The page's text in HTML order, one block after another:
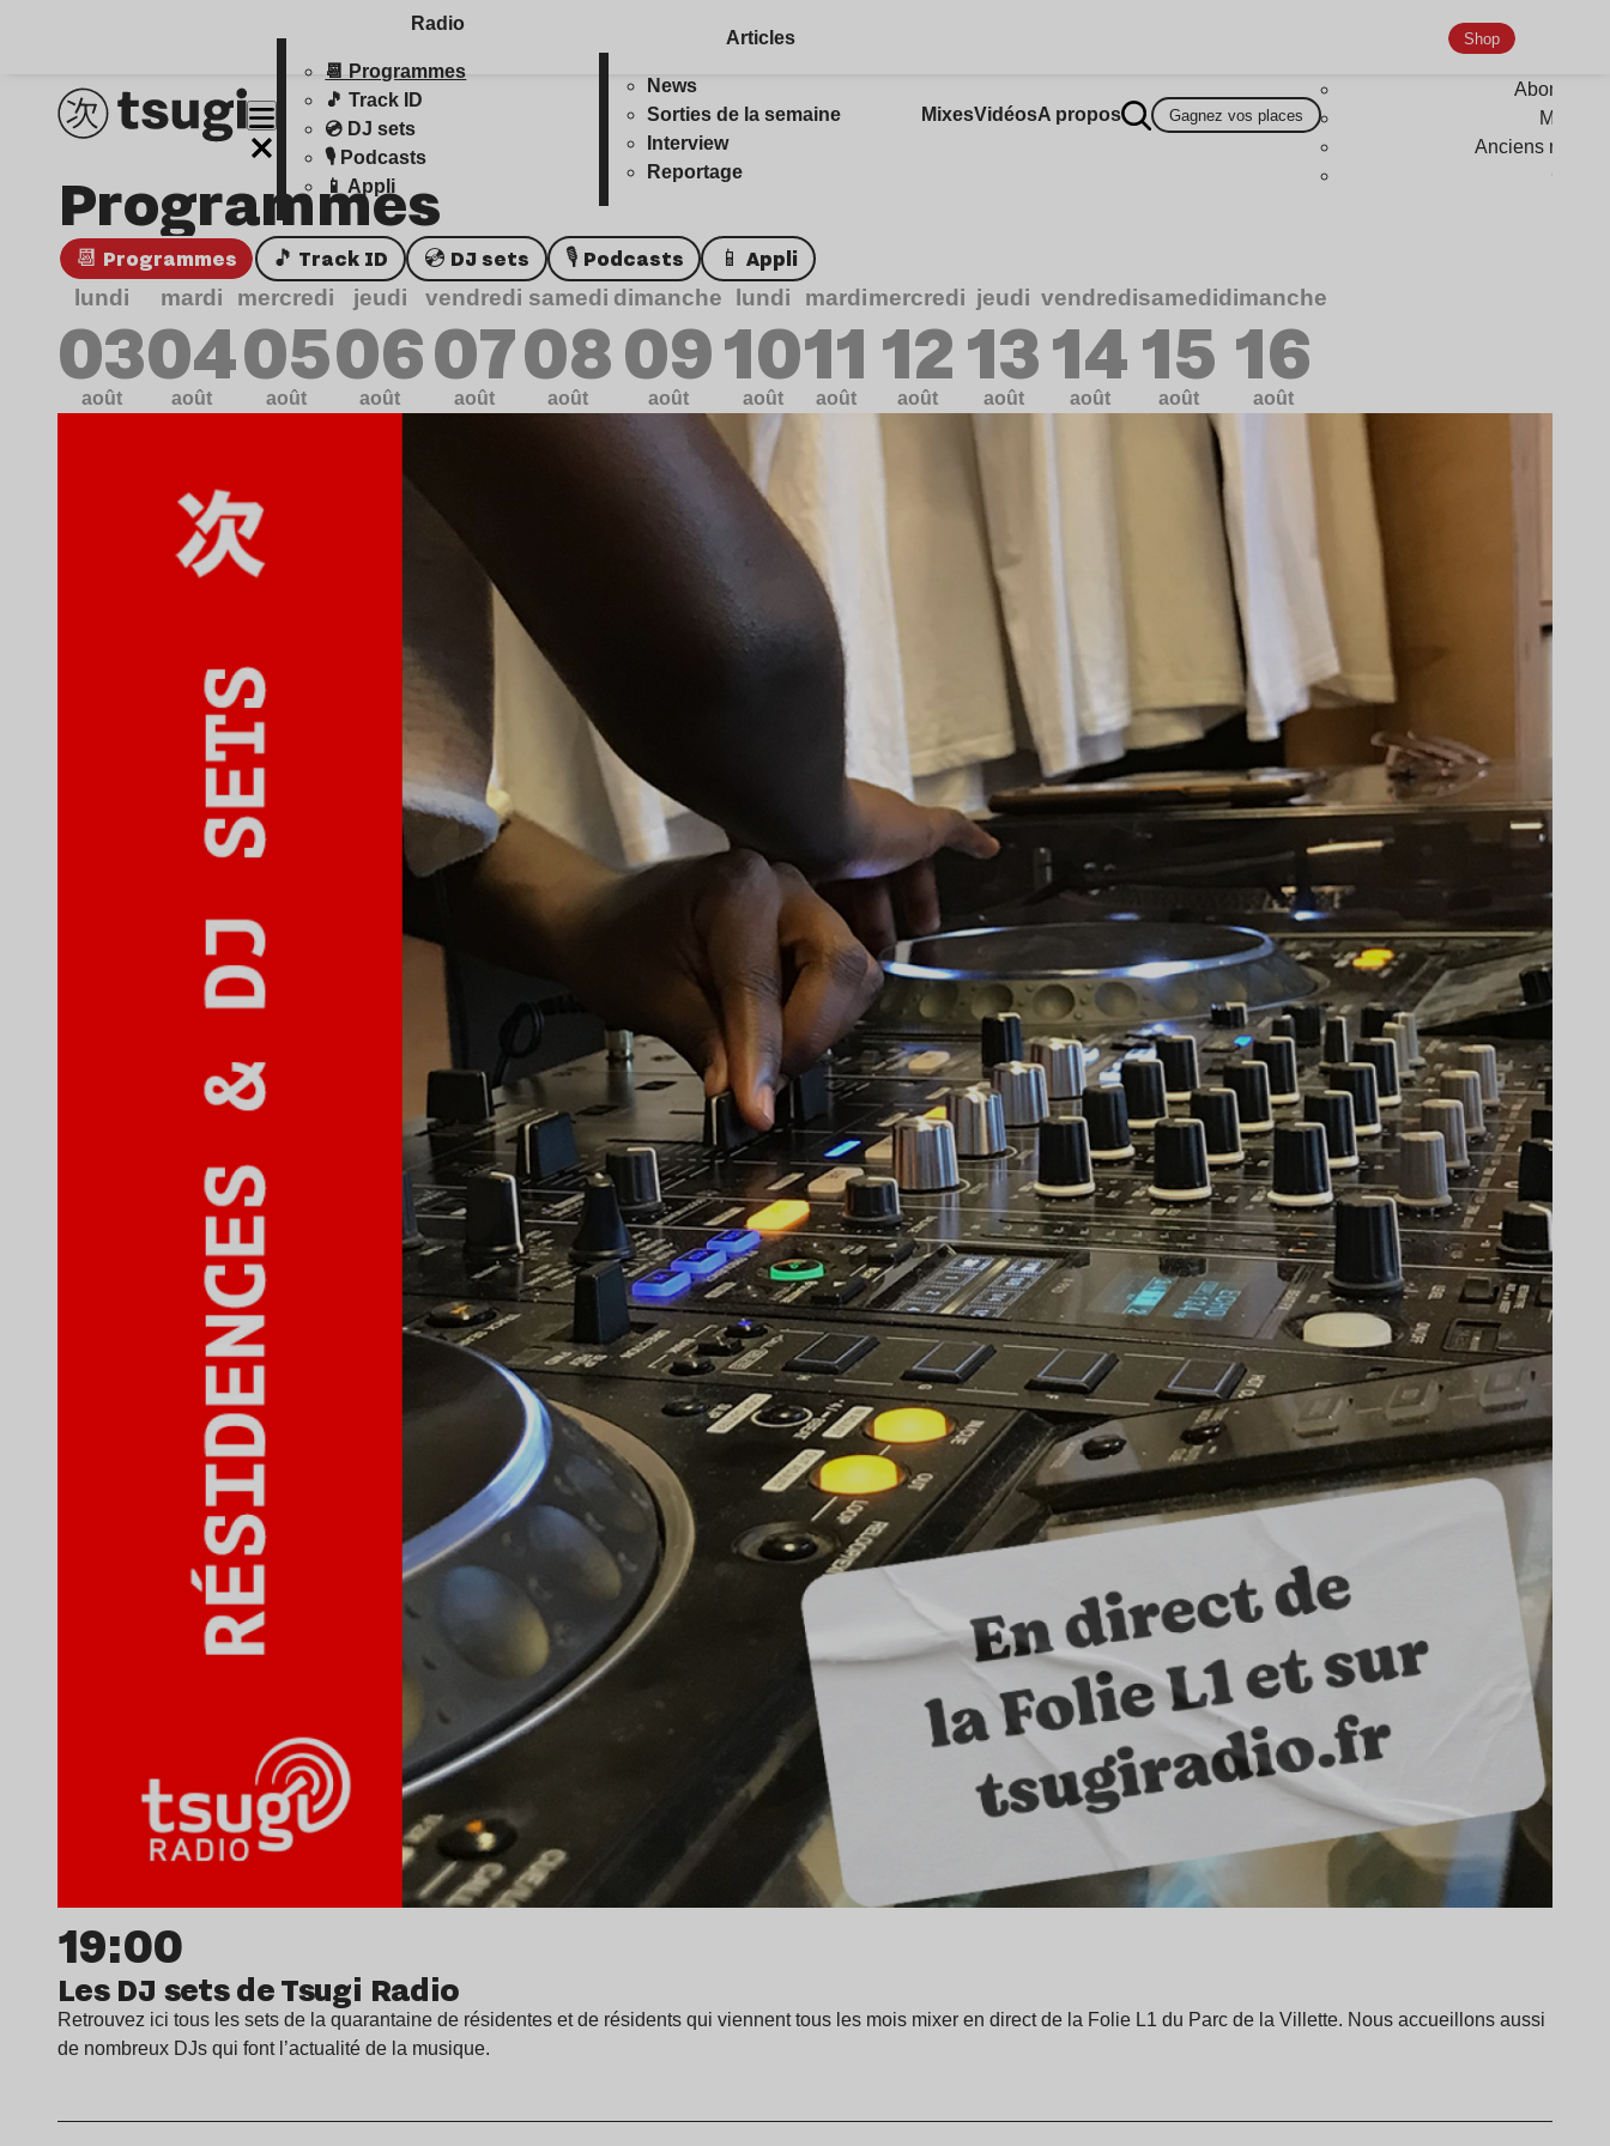
Radio
📆 Programmes
🎵 Track ID
💿 DJ sets
🎙️ Podcasts
📱 Appli
Articles
News
Sorties de la semaine
Interview
Reportage
MixesVidéosA propos Gagnez vos places
Shop
Anciens
Programmes
📆 Programmes 🎵 Track ID 💿 DJ sets 🎙️ Podcasts 📱 Appli
lundi
03
août
mardi
04
août
mercredi
05
août
jeudi
06
août
vendredi
07
août
samedi
08
août
dimanche
09
août
lundi
10
août
mardi
11
août
mercredi
12
août
jeudi
13
août
vendredi
14
août
samedi
15
août
dimanche
16
août
19:00
Les DJ sets de Tsugi Radio
Retrouvez ici tous les sets de la quarantaine de résidentes et de résidents qui viennent tous les mois mixer en direct de la Folie L1 du Parc de la Villette. Nous accueillons aussi
de nombreux DJs qui font l’actualité de la musique.